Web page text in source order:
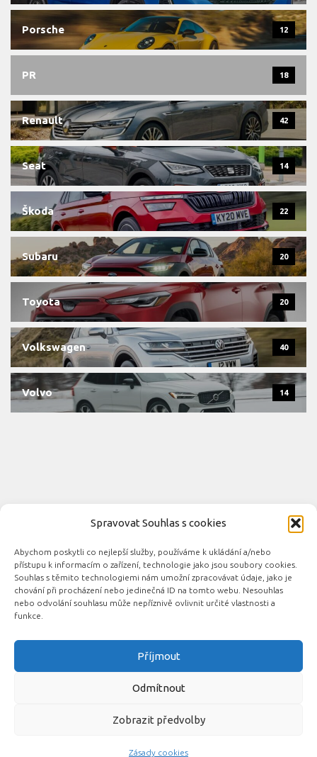
Spravovat Souhlas s cookies
Abychom poskytli co nejlepší služby, používáme k ukládání a/nebo
přístupu k informacím o zařízení, technologie jako jsou soubory cookies.
Souhlas s těmito technologiemi nám umožní zpracovávat údaje, jako je
chování při procházení nebo jedinečná ID na tomto webu. Nesouhlas
nebo odvolání souhlasu může nepříznivě ovlivnit určité vlastnosti a
funkce.
Příjmout
Odmítnout
Zobrazit předvolby
Zásady cookies
Porsche 12
PR 18
Renault 42
Seat 14
Škoda 22
Subaru 20
Toyota 20
Volkswagen 40
Volvo 14
Novinky automobilového průmyslu © 2026. Všechna práva
vyhrazena.
Podporováno - Designed with the Hueman theme
Související automobilové magazíny:
Auta.eu DotekSlova.cz